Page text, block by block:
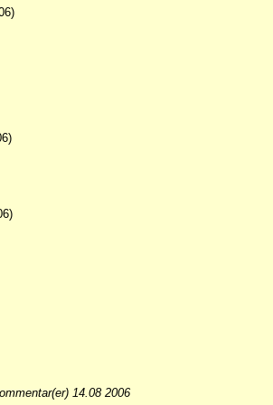
14.08 2006